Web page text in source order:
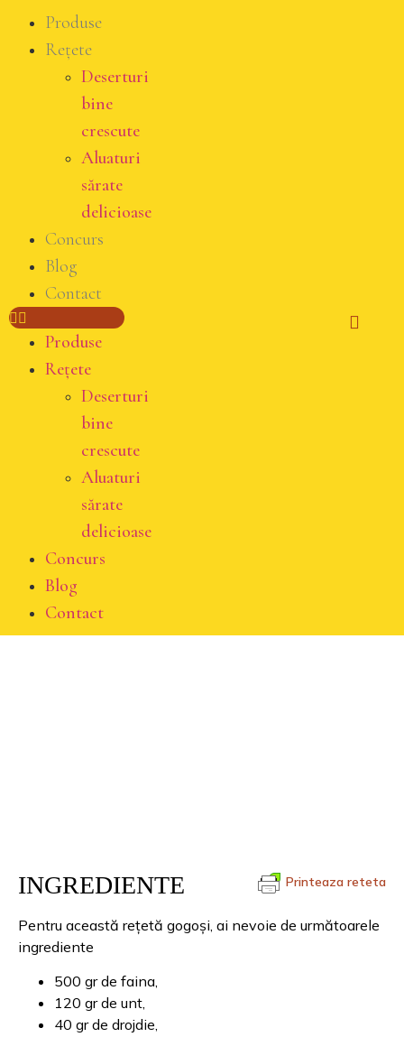
Produse
Rețete
Deserturi
bine
crescute
Aluaturi
sărate
delicioase
Concurs
Blog
Contact
Produse
Rețete
Deserturi
bine
crescute
Aluaturi
sărate
delicioase
Concurs
Blog
Contact
Printeaza reteta
INGREDIENTE
Pentru această rețetă gogoși, ai nevoie de următoarele
ingrediente
500 gr de faina,
120 gr de unt,
40 gr de drojdie,